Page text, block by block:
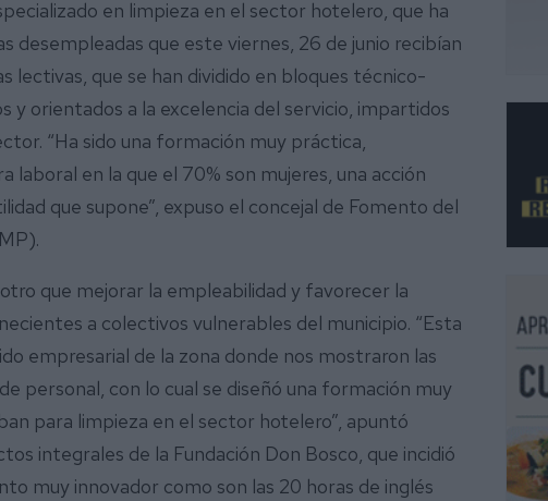
en limpieza en el sector hotelero, que ha
desempleadas que este viernes, 26 de junio recibían
lectivas, que se han dividido en bloques técnico-
y orientados a la excelencia del servicio, impartidos
“Ha sido una formación muy práctica,
laboral en la que el 70% son mujeres, una acción
que supone”, expuso el concejal de Fomento del
que mejorar la empleabilidad y favorecer la
a colectivos vulnerables del municipio. “Esta
empresarial de la zona donde nos mostraron las
personal, con lo cual se diseñó una formación muy
para limpieza en el sector hotelero”, apuntó
integrales de la Fundación Don Bosco, que incidió
muy innovador como son las 20 horas de inglés